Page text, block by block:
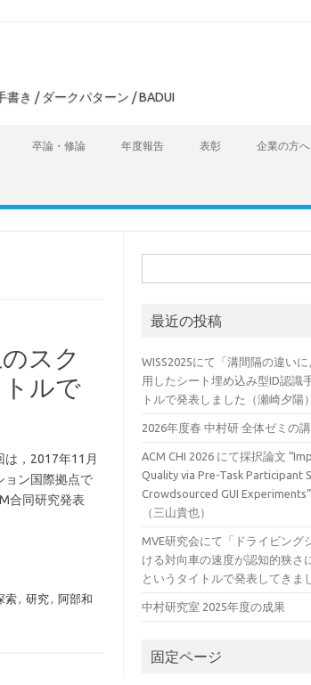
き / ダークパターン / BADUI
卒論・修論 年度報告 表彰 企業の方へ
スク
ルで
は，2017年11月
ョン国際拠点で
合同研究発表
索, 研究, 阿部和
索:
最近の投稿
WISS2025にて「溝間隔の違い
用したシート埋め込み型ID認識
トルで発表しました（瀬崎夕陽）
2026年度春 中村研 全体ゼミの
ACM CHI 2026 にて採択論文
Quality via Pre-Task Participant
Crowdsourced GUI
（三山貴也）
MVE研究会にて「ドライビング
ける対向車の速度が認知的狭さ
というタイトルで発表してきま
中村研究室 2025年度の成果
固定ページ